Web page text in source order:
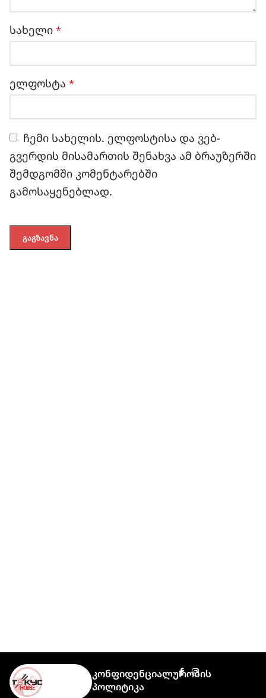
სახელი *
ელფოსტა *
ჩემი სახელის. ელფოსტისა და ვებ-
გვერდის მისამართის შენახვა ამ ბრაუზერში
შემდგომში კომენტარებში
გამოსაყენებლად.
Კონფიდენციალურობის
Პოლიტიკა